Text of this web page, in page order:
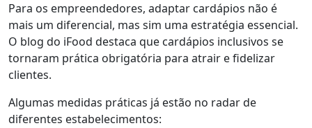
Para os empreendedores, adaptar cardápios não é
mais um diferencial, mas sim uma estratégia essencial.
O blog do iFood destaca que cardápios inclusivos se
tornaram prática obrigatória para atrair e fidelizar
clientes.
Algumas medidas práticas já estão no radar de
diferentes estabelecimentos: